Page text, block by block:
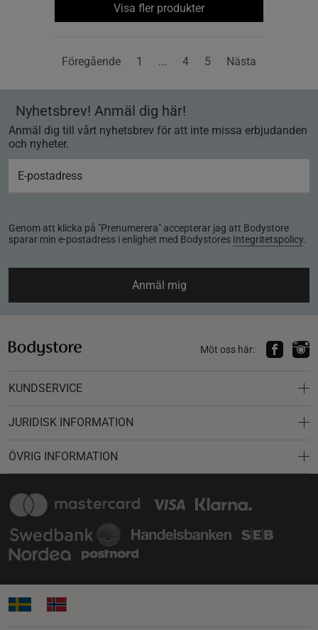
Visa fler produkter
Föregående 1 ... 4 5 Nästa
Nyhetsbrev! Anmäl dig här!
Anmäl dig till vårt nyhetsbrev för att inte missa erbjudanden
och nyheter.
Genom att klicka på "Prenumerera" accepterar jag att Bodystore
sparar min e-postadress i enlighet med Bodystores Integritetspolicy.
Anmäl mig
Möt oss här:
KUNDSERVICE
JURIDISK INFORMATION
ÖVRIG INFORMATION